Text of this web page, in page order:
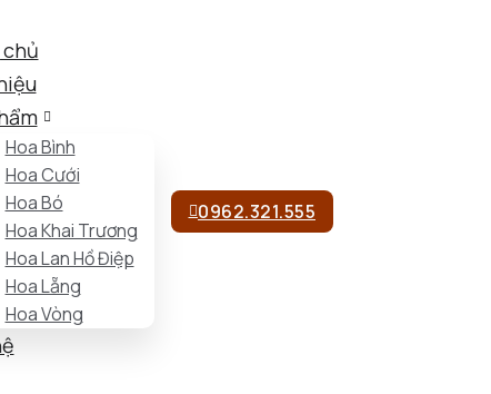
Hoa Bình
Hoa Cưới
Hoa Bó
Hoa Khai Trương
Hoa Lan Hồ Điệp
Hoa Lẵng
Hoa Vòng
0962.321.555